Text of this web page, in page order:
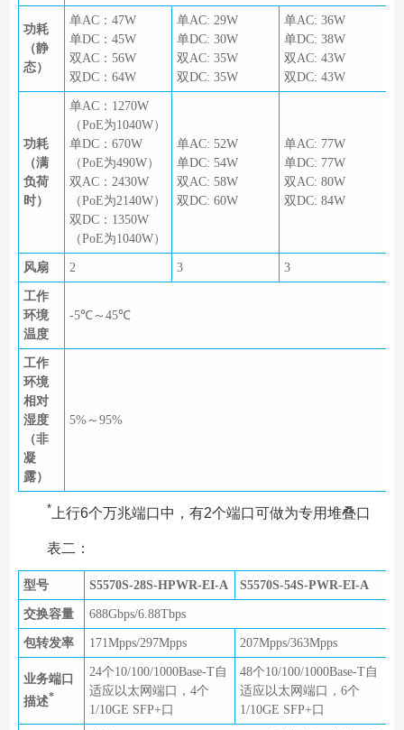
功耗
（静
态）
单AC：47W
单DC：45W
双AC：56W
双DC：64W
单AC: 29W
单DC: 30W
双AC: 35W
双DC: 35W
单AC: 36W
单DC: 38W
双AC: 43W
双DC: 43W
功耗
（满
负荷
时）
单AC：1270W
（PoE为1040W）
单DC：670W
（PoE为490W）
双AC：2430W
（PoE为2140W）
双DC：1350W
（PoE为1040W）
单AC: 52W
单DC: 54W
双AC: 58W
双DC: 60W
单AC: 77W
单DC: 77W
双AC: 80W
双DC: 84W
风扇 2 3 3
工作
环境
温度
-5℃～45℃
工作
环境
相对
湿度
（非
凝
露）
5%～95%
*上行6个万兆端口中，有2个端口可做为专用堆叠口
表二：
型号 S5570S-28S-HPWR-EI-A S5570S-54S-PWR-EI-A
交换容量 688Gbps/6.88Tbps
包转发率 171Mpps/297Mpps 207Mpps/363Mpps
业务端口
描述*
24个10/100/1000Base-T自
适应以太网端口，4个
1/10GE SFP+口
48个10/100/1000Base-T自
适应以太网端口，6个
1/10GE SFP+口